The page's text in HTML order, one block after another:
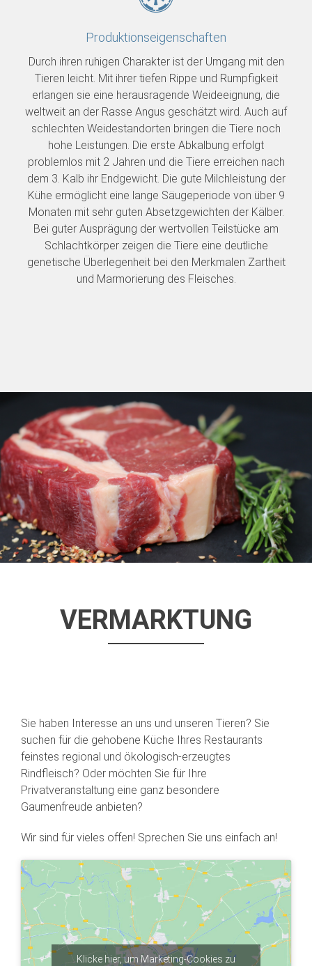
Produktionseigenschaften
Durch ihren ruhigen Charakter ist der Umgang mit den
Tieren leicht. Mit ihrer tiefen Rippe und Rumpfigkeit
erlangen sie eine herausragende Weideeignung, die
weltweit an der Rasse Angus geschätzt wird. Auch auf
schlechten Weidestandorten bringen die Tiere noch
hohe Leistungen. Die erste Abkalbung erfolgt
problemlos mit 2 Jahren und die Tiere erreichen nach
dem 3. Kalb ihr Endgewicht. Die gute Milchleistung der
Kühe ermöglicht eine lange Säugeperiode von über 9
Monaten mit sehr guten Absetzgewichten der Kälber.
Bei guter Ausprägung der wertvollen Teilstücke am
Schlachtkörper zeigen die Tiere eine deutliche
genetische Überlegenheit bei den Merkmalen Zartheit
und Marmorierung des Fleisches.
VERMARKTUNG
Sie haben Interesse an uns und unseren Tieren? Sie
suchen für die gehobene Küche Ihres Restaurants
feinstes regional und ökologisch-erzeugtes
Rindfleisch? Oder möchten Sie für Ihre
Privatveranstaltung eine ganz besondere
Gaumenfreude anbieten?
Wir sind für vieles offen! Sprechen Sie uns einfach an!
Klicke hier, um Marketing-Cookies zu